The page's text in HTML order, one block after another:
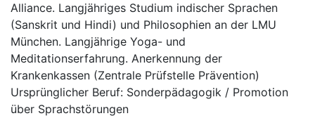
Alliance. Langjähriges Studium indischer Sprachen
(Sanskrit und Hindi) und Philosophien an der LMU
München. Langjährige Yoga- und
Meditationserfahrung. Anerkennung der
Krankenkassen (Zentrale Prüfstelle Prävention)
Ursprünglicher Beruf: Sonderpädagogik / Promotion
über Sprachstörungen